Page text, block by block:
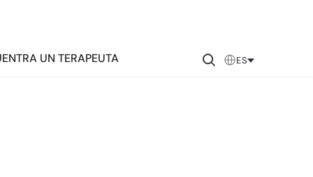
UN TERAPEUTA ES